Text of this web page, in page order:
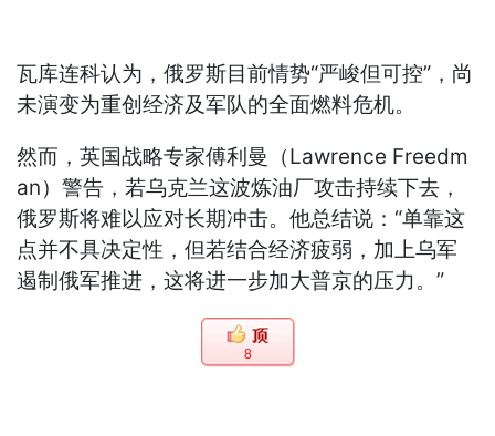
瓦库连科认为，俄罗斯目前情势“严峻但可控”，尚
未演变为重创经济及军队的全面燃料危机。
然而，英国战略专家傅利曼（Lawrence Freedm
an）警告，若乌克兰这波炼油厂攻击持续下去，
俄罗斯将难以应对长期冲击。他总结说：“单靠这
点并不具决定性，但若结合经济疲弱，加上乌军
遏制俄军推进，这将进一步加大普京的压力。”
8